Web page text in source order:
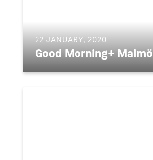
22 JANUARY, 2020
Good Morning+ Malmö